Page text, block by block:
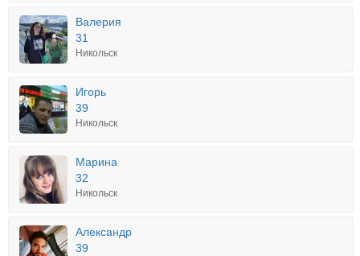
Валерия
31
Никольск
Игорь
39
Никольск
Марина
32
Никольск
Александр
39